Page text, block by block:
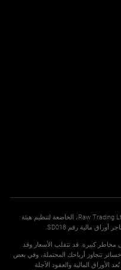
تُعد IC و IC Markets Global أسماءً تجارية لشركة Raw Trading Ltd، الخاضعة لتنظيم هيئة
مخاطر كبيرة. قد تتقلب الأسعار وقد
خسائر تتجاوز أرباحك المحتملة، وفي بعض
الأوراق المالية والعقود الآجلة